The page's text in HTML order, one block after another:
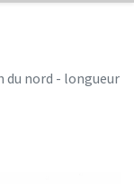
du nord - longueur